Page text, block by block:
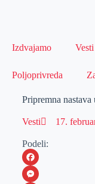
Izdvajamo Vesti
Poljoprivreda
Pripremna
Vesti 17.
Podeli:
F